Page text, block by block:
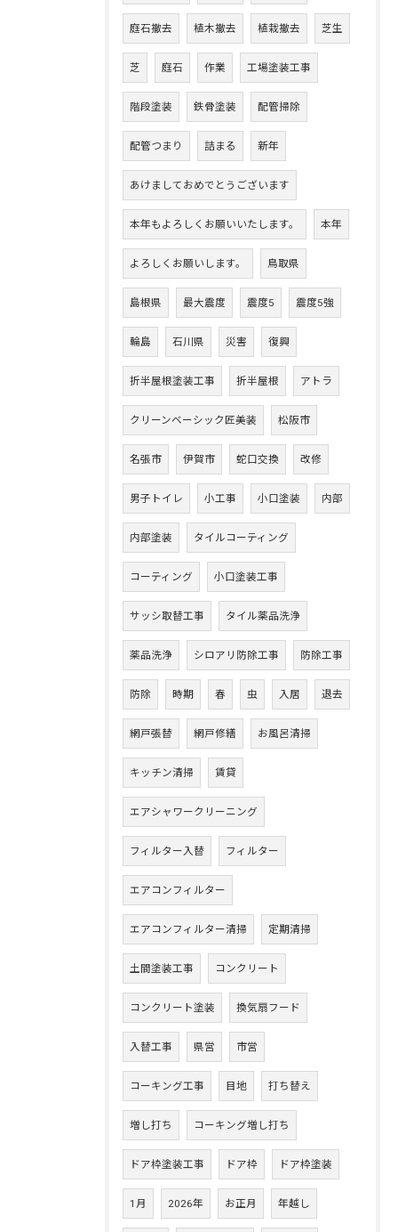
庭石撤去 植木撤去 植栽撤去 芝生
芝 庭石 作業 工場塗装工事
階段塗装 鉄骨塗装 配管掃除
配管つまり 詰まる 新年
あけましておめでとうございます
本年もよろしくお願いいたします。 本年
よろしくお願いします。 鳥取県
島根県 最大震度 震度5 震度5強
輪島 石川県 災害 復興
折半屋根塗装工事 折半屋根 アトラ
クリーンベーシック匠美装 松阪市
名張市 伊賀市 蛇口交換 改修
男子トイレ 小工事 小口塗装 内部
内部塗装 タイルコーティング
コーティング 小口塗装工事
サッシ取替工事 タイル薬品洗浄
薬品洗浄 シロアリ防除工事 防除工事
防除 時期 春 虫 入居 退去
網戸張替 網戸修繕 お風呂清掃
キッチン清掃 賃貸
エアシャワークリーニング
フィルター入替 フィルター
エアコンフィルター
エアコンフィルター清掃 定期清掃
土間塗装工事 コンクリート
コンクリート塗装 換気扇フード
入替工事 県営 市営
コーキング工事 目地 打ち替え
増し打ち コーキング増し打ち
ドア枠塗装工事 ドア枠 ドア枠塗装
1月 2026年 お正月 年越し